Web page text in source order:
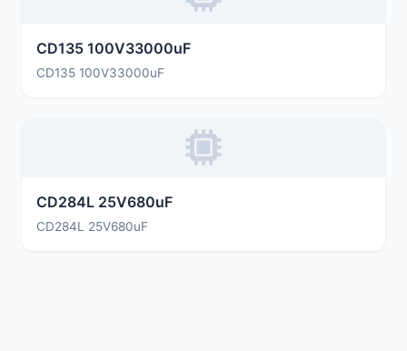
CD135 100V33000uF
CD135 100V33000uF
CD284L 25V680uF
CD284L 25V680uF